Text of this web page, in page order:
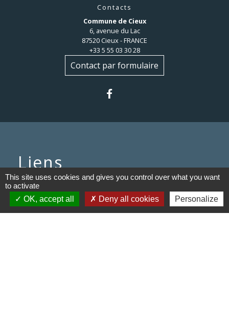
Contacts
Commune de Cieux
6, avenue du Lac
87520 Cieux - FRANCE
+33 5 55 03 30 28
Contact par formulaire
Liens
Communauté de communes du
Haut Limousin
This site uses cookies and gives you control over what you want
to activate
OK, accept all
Deny all cookies Personalize